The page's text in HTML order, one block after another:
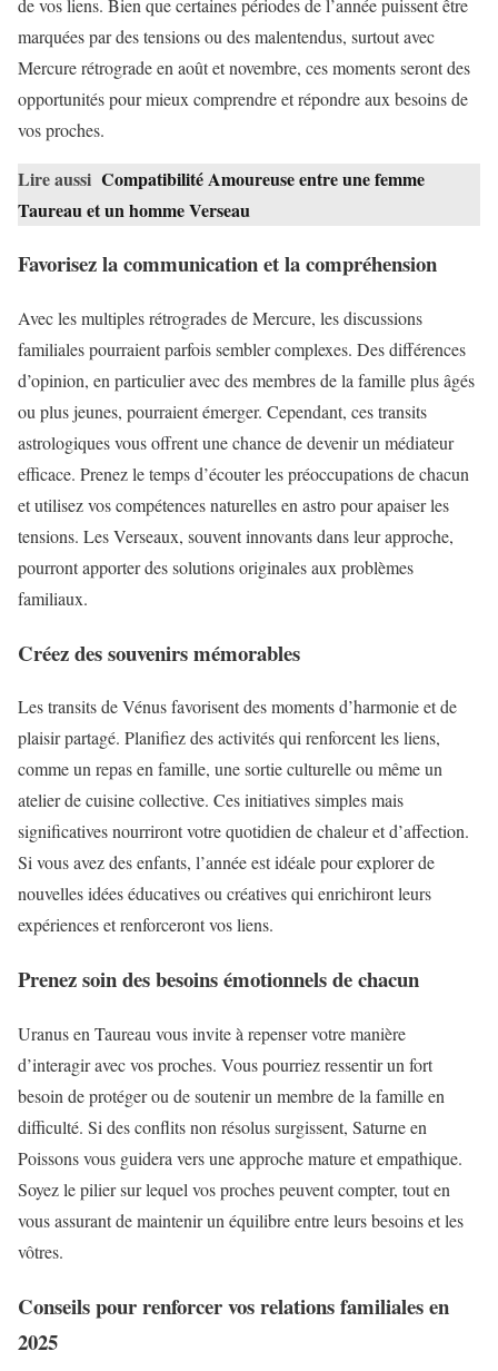
marquées par des tensions ou des malentendus, surtout avec
Mercure rétrograde en août et novembre, ces moments seront des
opportunités pour mieux comprendre et répondre aux besoins de
vos proches.
Lire aussi Compatibilité Amoureuse entre une femme
Taureau et un homme Verseau
Favorisez la communication et la compréhension
Avec les multiples rétrogrades de Mercure, les discussions
familiales pourraient parfois sembler complexes. Des différences
d’opinion, en particulier avec des membres de la famille plus âgés
ou plus jeunes, pourraient émerger. Cependant, ces transits
astrologiques vous offrent une chance de devenir un médiateur
efficace. Prenez le temps d’écouter les préoccupations de chacun
et utilisez vos compétences naturelles en astro pour apaiser les
tensions. Les Verseaux, souvent innovants dans leur approche,
pourront apporter des solutions originales aux problèmes
familiaux.
Créez des souvenirs mémorables
Les transits de Vénus favorisent des moments d’harmonie et de
plaisir partagé. Planifiez des activités qui renforcent les liens,
comme un repas en famille, une sortie culturelle ou même un
atelier de cuisine collective. Ces initiatives simples mais
significatives nourriront votre quotidien de chaleur et d’affection.
Si vous avez des enfants, l’année est idéale pour explorer de
nouvelles idées éducatives ou créatives qui enrichiront leurs
expériences et renforceront vos liens.
Prenez soin des besoins émotionnels de chacun
Uranus en Taureau vous invite à repenser votre manière
d’interagir avec vos proches. Vous pourriez ressentir un fort
besoin de protéger ou de soutenir un membre de la famille en
difficulté. Si des conflits non résolus surgissent, Saturne en
Poissons vous guidera vers une approche mature et empathique.
Soyez le pilier sur lequel vos proches peuvent compter, tout en
vous assurant de maintenir un équilibre entre leurs besoins et les
vôtres.
Conseils pour renforcer vos relations familiales en
2025